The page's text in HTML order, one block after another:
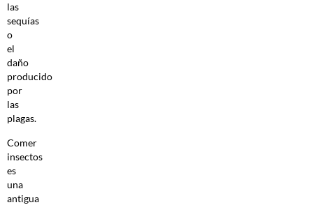
las
sequías
o
el
daño
producido
por
las
plagas.
Comer
insectos
es
una
antigua